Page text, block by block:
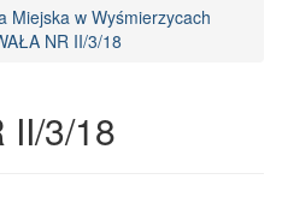
Miejska w Wyśmierzycach
NR II/3/18
II/3/18